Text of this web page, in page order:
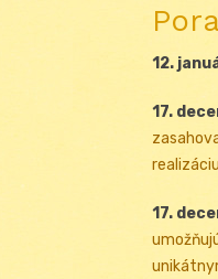
12.
17.
17.